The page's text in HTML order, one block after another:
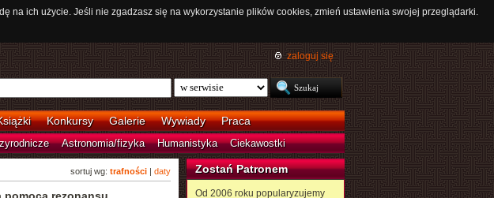
na ich użycie. Jeśli nie zgadzasz się na wykorzystanie plików cookies, zmień ustawienia swojej przeglądarki.
zaloguj się
Konkursy Galerie Wywiady Praca
Astronomia/fizyka Humanistyka Ciekawostki
sortuj wg: trafności| daty Zostań Patronem
Od 2006 roku popularyzujemy